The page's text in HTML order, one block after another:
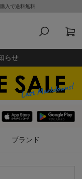
入で送料無料
らせ
ブランド